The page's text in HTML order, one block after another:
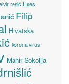
elvir resić Enes
Filip
Hrvatska
korona virus
Mahir Sokolija